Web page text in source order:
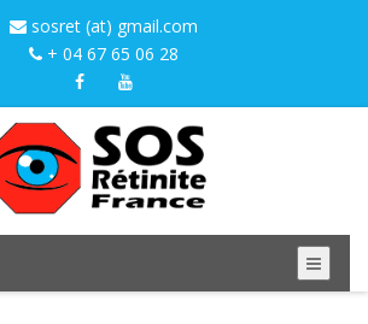
sosret (at) gmail.com
+ 04 67 65 06 28